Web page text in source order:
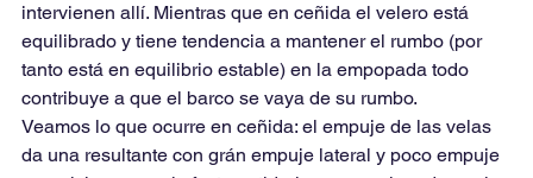
intervienen allí. Mientras que en ceñida el velero está
equilibrado y tiene tendencia a mantener el rumbo (por
tanto está en equilibrio estable) en la empopada todo
contribuye a que el barco se vaya de su rumbo.
Veamos lo que ocurre en ceñida: el empuje de las velas
da una resultante con grán empuje lateral y poco empuje